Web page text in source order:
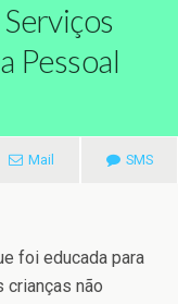
Pessoal
Mail SMS
foi educada para
crianças não